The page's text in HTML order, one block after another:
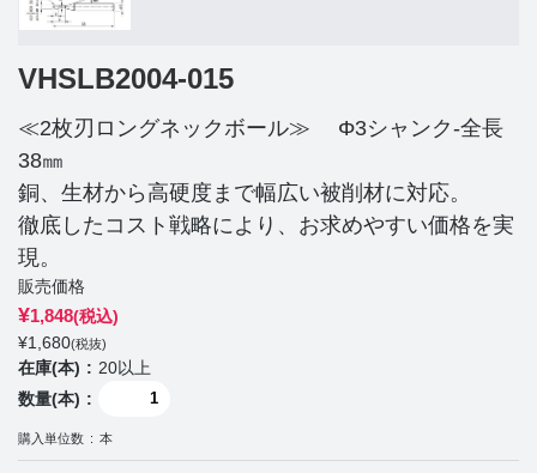
VHSLB2004-015
≪2枚刃ロングネックボール≫ Φ3シャンク-全長
38㎜
銅、生材から高硬度まで幅広い被削材に対応。
徹底したコスト戦略により、お求めやすい価格を実
現。
販売価格
¥1,848(税込)
¥1,680(税抜)
在庫(本)
20以上
数量(本)
購入単位数 本